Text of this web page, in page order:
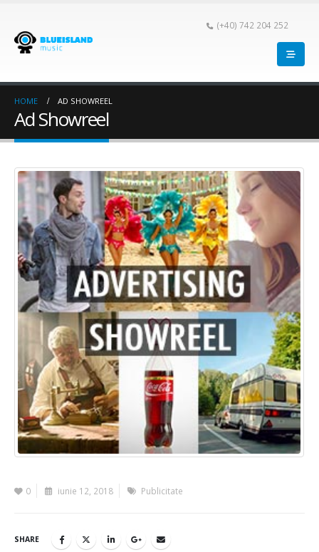
(+40) 742 204 252
HOME AD SHOWREEL
Ad Showreel
0 iunie 12, 2018 Publicitate
SHARE